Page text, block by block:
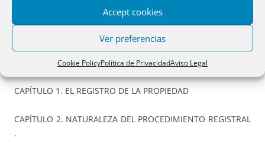
Accept cookies
Ver preferencias
Cookie PolicyPolítica de PrivacidadAviso Legal
PINCHAR SOBRE EL LIBRO PARA ACCEDER A LA EDITORIAL
CAPÍTULO 1. EL REGISTRO DE LA PROPIEDAD
CAPÍTULO 2. NATURALEZA DEL PROCEDIMIENTO REGISTRAL
.